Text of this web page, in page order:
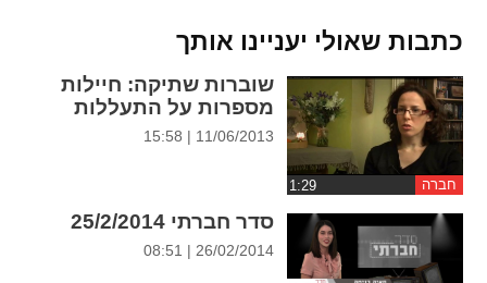
ההגדרות
כתבות שאולי יעניינו אותך
חברה
שוברות שתיקה: חיילות
מספרות על התעללות
11/06/2013 | 15:58
סדר חברתי 25/2/2014
26/02/2014 | 08:51